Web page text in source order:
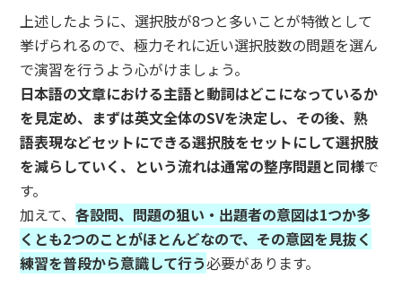
上述したように、選択肢が8つと多いことが特徴として
挙げられるので、極力それに近い選択肢数の問題を選ん
で演習を行うよう心がけましょう。
日本語の文章における主語と動詞はどこになっているか
を見定め、まずは英文全体のSVを決定し、その後、熟
語表現などセットにできる選択肢をセットにして選択肢
を減らしていく、という流れは通常の整序問題と同様で
す。
加えて、各設問、問題の狙い・出題者の意図は1つか多
くとも2つのことがほとんどなので、その意図を見抜く
練習を普段から意識して行う必要があります。